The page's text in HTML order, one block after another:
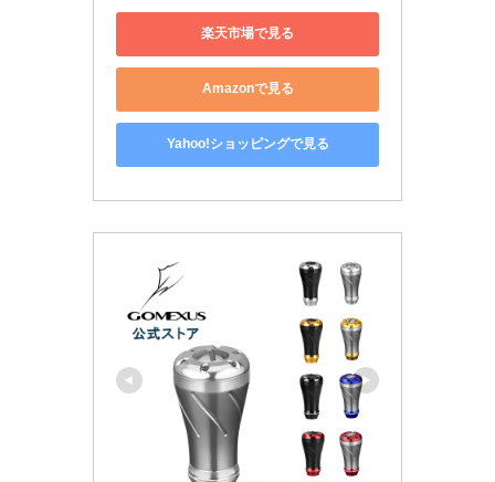
楽天市場で見る
Amazonで見る
Yahoo!ショッピングで見る